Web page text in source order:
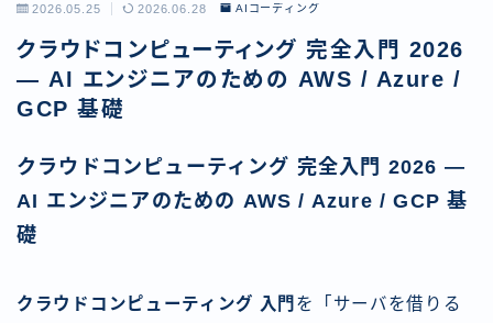
2026.05.25 2026.06.28 AIコーディング
クラウドコンピューティング 完全入門 2026
— AI エンジニアのための AWS / Azure /
GCP 基礎
クラウドコンピューティング 完全入門 2026 —
AI エンジニアのための AWS / Azure / GCP 基
礎
クラウドコンピューティング 入門 を「サーバを借りる